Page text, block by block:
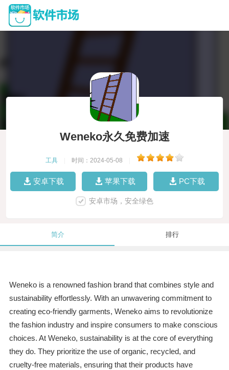
Weneko永久免费加速
工具 时间：2024-05-08
安卓下载 苹果下载 PC下载
安卓市场，安全绿色
简介 排行
Weneko is a renowned fashion brand that combines style and
sustainability effortlessly. With an unwavering commitment to
creating eco-friendly garments, Weneko aims to revolutionize
the fashion industry and inspire consumers to make conscious
choices. At Weneko, sustainability is at the core of everything
they do. They prioritize the use of organic, recycled, and
cruelty-free materials, ensuring that their products have